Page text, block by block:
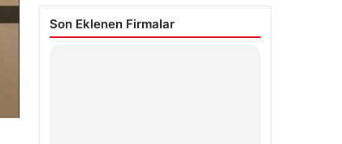
Son Eklenen Firmalar